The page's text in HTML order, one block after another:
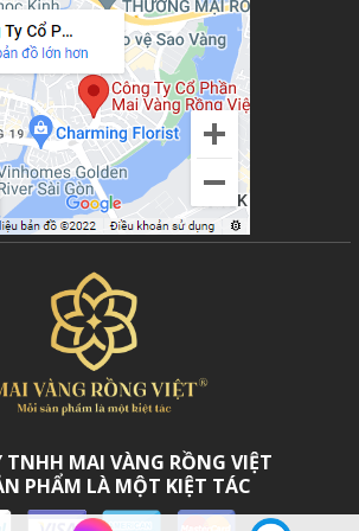
kiêng kỵ tuyệt đối trong dịp
đối tác, đặc biệt là đối tác người Á Đông,
thủy là rào cản lớn nhất. Một món quà
mối quan hệ bạn dày công xây dựng.
đen sau đây:
kéo, bộ mở rượu có lưỡi nhọn):
sắc nhọn mang sát khí, ngụ ý "cắt đứt" mối
gắn kết bền vững và vĩnh cửu.
Thường gắn liền với mồ hôi và
ly, đau buồn.
ý "người nhận sẽ bước đi", rời bỏ mối
TNHH MAI VÀNG RỒNG VIỆT
PHẨM LÀ MỘT KIỆT TÁC